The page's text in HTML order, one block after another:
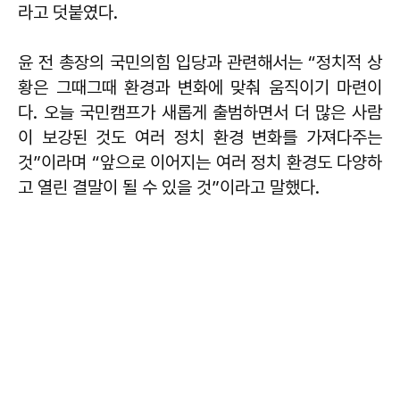
라고 덧붙였다.
윤 전 총장의 국민의힘 입당과 관련해서는 “정치적 상
황은 그때그때 환경과 변화에 맞춰 움직이기 마련이
다. 오늘 국민캠프가 새롭게 출범하면서 더 많은 사람
이 보강된 것도 여러 정치 환경 변화를 가져다주는
것”이라며 “앞으로 이어지는 여러 정치 환경도 다양하
고 열린 결말이 될 수 있을 것”이라고 말했다.